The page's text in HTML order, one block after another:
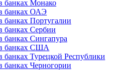
банках Монако
банках ОАЭ
банках Португалии
банках Сербии
банках Сингапура
банках США
банках Турецкой Республики
банках Черногории